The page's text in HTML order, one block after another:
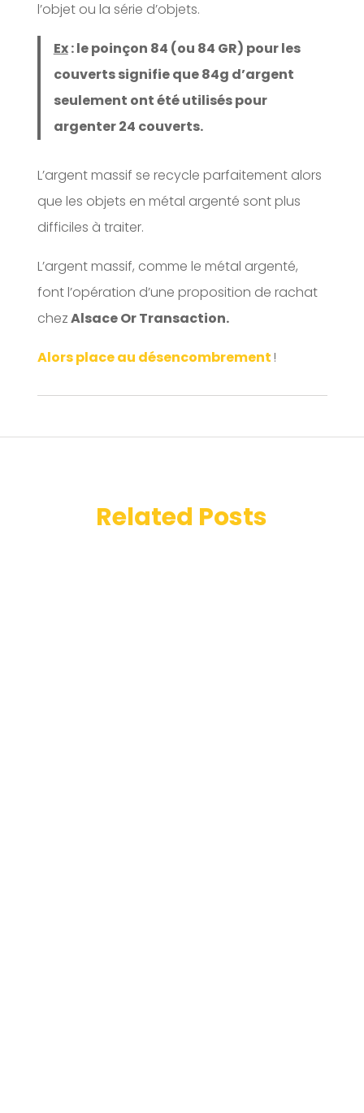
l’objet ou la série d’objets.
Ex: le poinçon 84 (ou 84 GR) pour les
couverts signifie que 84g d’argent
seulement ont été utilisés pour
argenter 24 couverts.
L’argent massif se recycle parfaitement alors
que les objets en métal argenté sont plus
difficiles à traiter.
L’argent massif, comme le métal argenté,
font l’opération d’une proposition de rachat
chezAlsace Or Transaction.
Alors place au désencombrement!
Related Posts